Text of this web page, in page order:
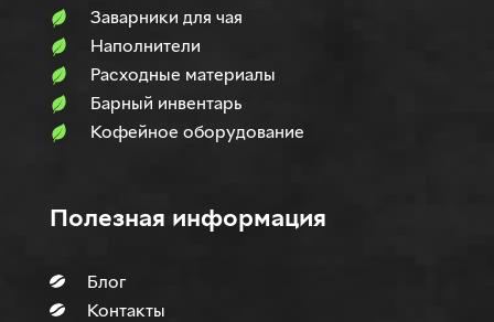
Заварники для чая
Наполнители
Расходные материалы
Барный инвентарь
Кофейное оборудование
Полезная информация
Блог
Контакты